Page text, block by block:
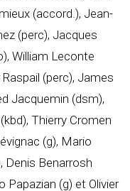
(accord.), Jean-
(perc), Jacques
William Leconte
(perc), James
Jacquemin (dsm),
Thierry Cromen
(g), Mario
Denis Benarrosh
Papazian (g) et Olivier